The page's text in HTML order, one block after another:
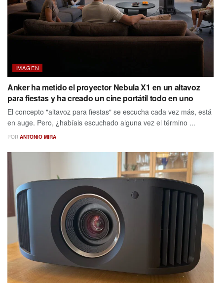
IMAGEN
Anker ha metido el proyector Nebula X1 en un altavoz
para fiestas y ha creado un cine portátil todo en uno
El concepto "altavoz para fiestas" se escucha cada vez más, está
en auge. Pero, ¿habíais escuchado alguna vez el término ...
POR ANTONIO MIRA